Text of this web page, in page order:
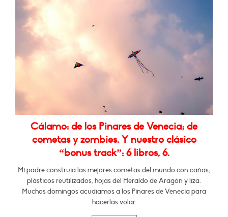
Cálamo: de los Pinares de Venecia; de
cometas y zombies. Y nuestro clásico
“bonus track”: 6 libros, 6.
Mi padre construía las mejores cometas del mundo con cañas,
plásticos reutilizados, hojas del Heraldo de Aragón y liza.
Muchos domingos acudíamos a los Pinares de Venecia para
hacerlas volar.